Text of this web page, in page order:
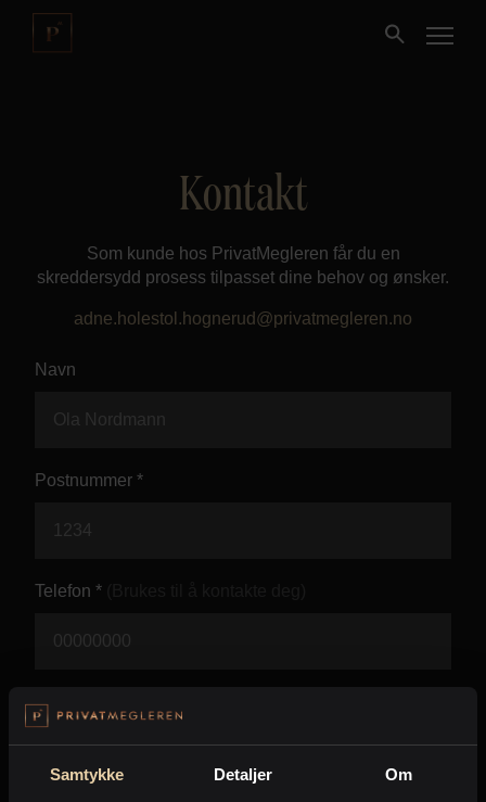
Samtykke Detaljer Om
Nybygg
Næring
Kontor og megler
Digital boligannonsering
Styling og klargjøring
Kjøpsmegling
Stillinger
Kontakt
Som kunde hos PrivatMegleren får du en
skreddersydd prosess tilpasset dine behov og ønsker.
adne.holestol.hognerud@privatmegleren.no
Navn
Postnummer *
Telefon *
E-post *